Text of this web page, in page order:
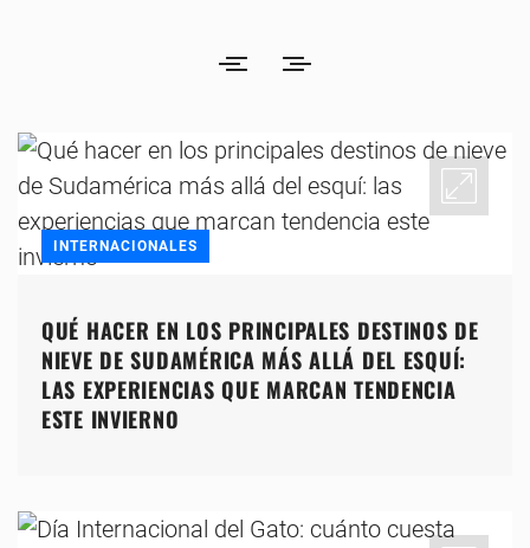
INTERNACIONALES
QUÉ HACER EN LOS PRINCIPALES DESTINOS DE
NIEVE DE SUDAMÉRICA MÁS ALLÁ DEL ESQUÍ:
LAS EXPERIENCIAS QUE MARCAN TENDENCIA
ESTE INVIERNO